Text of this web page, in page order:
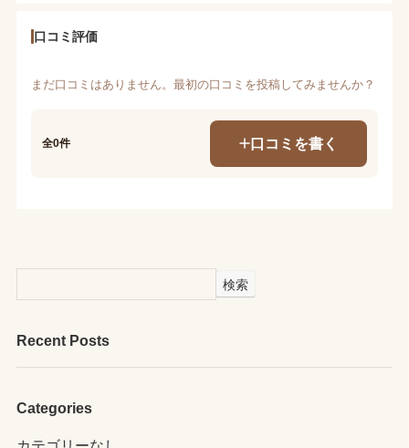
口コミ評価
まだ口コミはありません。最初の口コミを投稿してみませんか？
全0件 口コミを書く
検索
Recent Posts
Categories